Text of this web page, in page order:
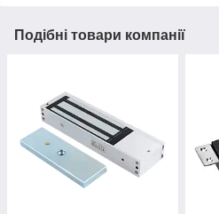
Подібні товари компанії